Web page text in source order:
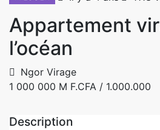
Appartement
l’océan
Ngor Virage
1 000 000 M F.CFA / 1.000.000
Description